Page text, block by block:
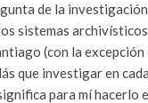
de la
sistemas
(con la
que investigar en
para mí